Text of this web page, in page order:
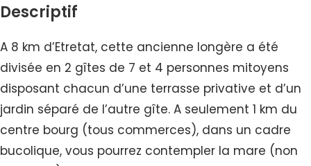
Descriptif
A 8 km d’Etretat, cette ancienne longère a été
divisée en 2 gîtes de 7 et 4 personnes mitoyens
disposant chacun d’une terrasse privative et d’un
jardin séparé de l’autre gîte. A seulement 1 km du
centre bourg (tous commerces), dans un cadre
bucolique, vous pourrez contempler la mare (non